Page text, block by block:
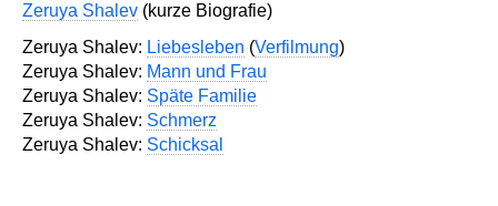
Zeruya Shalev (kurze Biografie)
Zeruya Shalev: Liebesleben (Verfilmung)
Zeruya Shalev: Mann und Frau
Zeruya Shalev: Späte Familie
Zeruya Shalev: Schmerz
Zeruya Shalev: Schicksal